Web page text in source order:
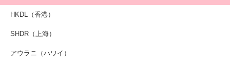
HKDL（香港）
SHDR（上海）
アウラニ（ハワイ）